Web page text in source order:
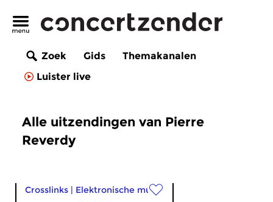
Zoek Gids
Themakanalen
Luister live
Alle uitzendingen van Pierre
Reverdy
Crosslinks | Elektronische muziek